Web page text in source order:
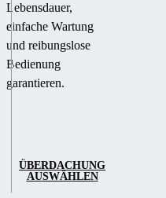
Lebensdauer,
einfache Wartung
und reibungslose
Bedienung
garantieren.
ÜBERDACHUNG
AUSWÄHLEN